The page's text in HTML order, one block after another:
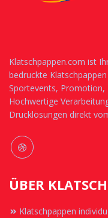
Klatschpappen.com ist
bedruckte
Sportevents, Promotion,
Hochwertige
Drucklösungen direkt
ÜBER
Klatschpappen